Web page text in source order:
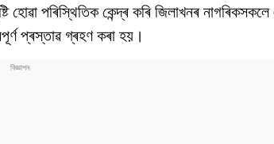
হোৱা পৰিস্থিতিক কেন্দ্ৰ কৰি জিলাখনৰ
প্ৰস্তাৱ গ্ৰহণ কৰা হয়।